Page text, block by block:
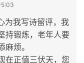
5:03
为我写诗留评，我
持锻炼，老年人要
烦。
在正值三伏天，您